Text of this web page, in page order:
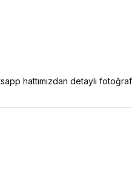
hattımızdan detaylı fotoğraf